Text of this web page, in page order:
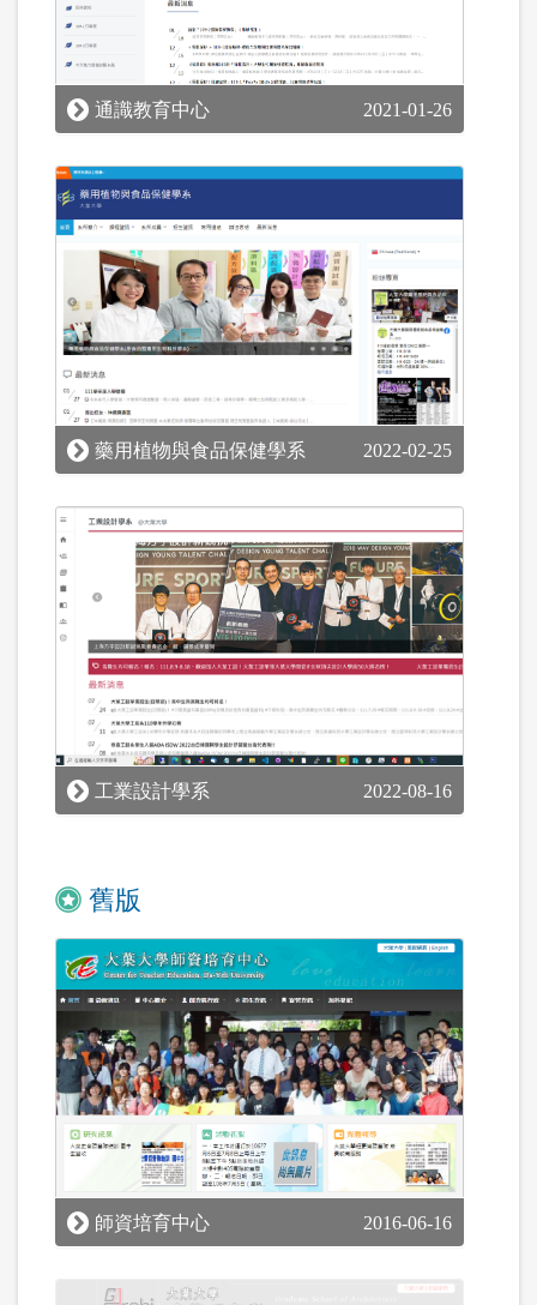
通識教育中心 2021-01-26
藥用植物與食品保健學系 2022-02-25
工業設計學系 2022-08-16
舊版
師資培育中心 2016-06-16